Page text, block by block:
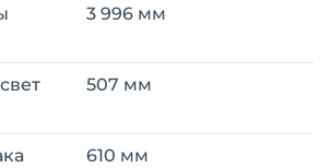
3 996 мм
507 мм
610 мм